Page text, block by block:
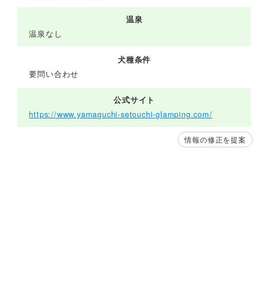
温泉
温泉なし
犬種条件
要問い合わせ
公式サイト
https://www.yamaguchi-setouchi-glamping.com/
情報の修正を提案